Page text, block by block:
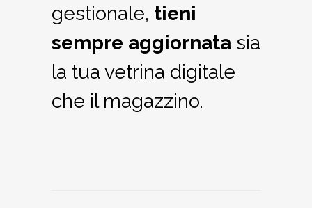
gestionale, tieni
sempre aggiornata sia
la tua vetrina digitale
che il magazzino.